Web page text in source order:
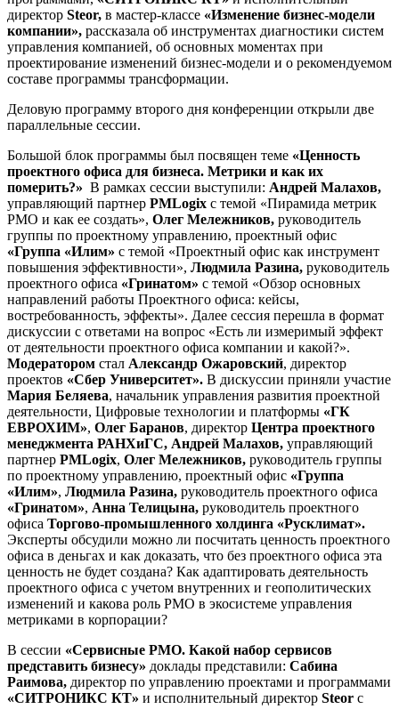
директор Steor, в мастер-классе «Изменение бизнес-модели
компании», рассказала об инструментах диагностики систем
управления компанией, об основных моментах при
проектирование изменений бизнес-модели и о рекомендуемом
составе программы трансформации.
Деловую программу второго дня конференции открыли две
параллельные сессии.
Большой блок программы был посвящен теме «Ценность
проектного офиса для бизнеса. Метрики и как их
померить?» В рамках сессии выступили: Андрей Малахов,
управляющий партнер PMLogix с темой «Пирамида метрик
PMO и как ее создать», Олег Мележников, руководитель
группы по проектному управлению, проектный офис
«Группа «Илим» с темой «Проектный офис как инструмент
повышения эффективности», Людмила Разина, руководитель
проектного офиса «Гринатом» с темой «Обзор основных
направлений работы Проектного офиса: кейсы,
востребованность, эффекты». Далее сессия перешла в формат
дискуссии с ответами на вопрос «Есть ли измеримый эффект
от деятельности проектного офиса компании и какой?».
Модератором стал Александр Ожаровский, директор
проектов «Сбер Университет». В дискуссии приняли участие
Мария Беляева, начальник управления развития проектной
деятельности, Цифровые технологии и платформы «ГК
ЕВРОХИМ», Олег Баранов, директор Центра проектного
менеджмента РАНХиГС, Андрей Малахов, управляющий
партнер PMLogix, Олег Мележников, руководитель группы
по проектному управлению, проектный офис «Группа
«Илим», Людмила Разина, руководитель проектного офиса
«Гринатом», Анна Телицына, руководитель проектного
офиса Торгово-промышленного холдинга «Русклимат».
Эксперты обсудили можно ли посчитать ценность проектного
офиса в деньгах и как доказать, что без проектного офиса эта
ценность не будет создана? Как адаптировать деятельность
проектного офиса с учетом внутренних и геополитических
изменений и какова роль РМО в экосистеме управления
метриками в корпорации?
В сессии «Сервисные РМО. Какой набор сервисов
представить бизнесу» доклады представили: Сабина
Раимова, директор по управлению проектами и программами
«СИТРОНИКС КТ» и исполнительный директор Steor с